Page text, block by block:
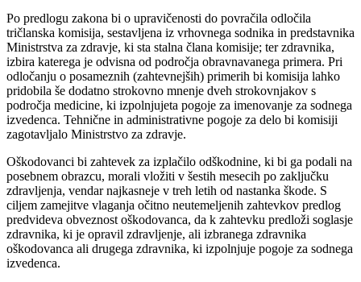
Po predlogu zakona bi o upravičenosti do povračila odločila
tričlanska komisija, sestavljena iz vrhovnega sodnika in predstavnika
Ministrstva za zdravje, ki sta stalna člana komisije; ter zdravnika,
izbira katerega je odvisna od področja obravnavanega primera. Pri
odločanju o posameznih (zahtevnejših) primerih bi komisija lahko
pridobila še dodatno strokovno mnenje dveh strokovnjakov s
področja medicine, ki izpolnjujeta pogoje za imenovanje za sodnega
izvedenca. Tehnične in administrativne pogoje za delo bi komisiji
zagotavljalo Ministrstvo za zdravje.
Oškodovanci bi zahtevek za izplačilo odškodnine, ki bi ga podali na
posebnem obrazcu, morali vložiti v šestih mesecih po zaključku
zdravljenja, vendar najkasneje v treh letih od nastanka škode. S
ciljem zamejitve vlaganja očitno neutemeljenih zahtevkov predlog
predvideva obveznost oškodovanca, da k zahtevku predloži soglasje
zdravnika, ki je opravil zdravljenje, ali izbranega zdravnika
oškodovanca ali drugega zdravnika, ki izpolnjuje pogoje za sodnega
izvedenca.